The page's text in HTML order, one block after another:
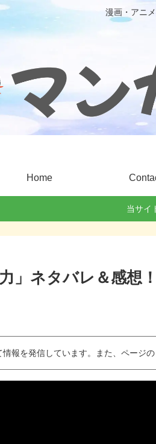
漫画・アニ
Home
当サイ
」ネタバレ＆感想
報を発信しています。また、ページ